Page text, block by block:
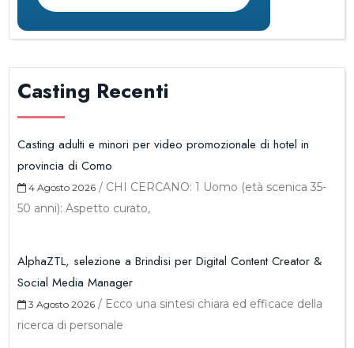
Casting Recenti
Casting adulti e minori per video promozionale di hotel in
provincia di Como
4 Agosto 2026 / CHI CERCANO: 1 Uomo (età scenica 35-
50 anni): Aspetto curato,
AlphaZTL, selezione a Brindisi per Digital Content Creator &
Social Media Manager
3 Agosto 2026 / Ecco una sintesi chiara ed efficace della
ricerca di personale